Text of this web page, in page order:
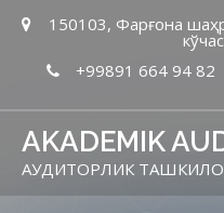
150103, Фарғона
+99891 664 94 82
AKADEMIK
АУДИТОРЛИК